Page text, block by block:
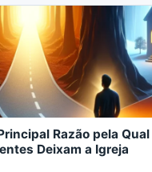
Razão pela
Deixam a Igreja